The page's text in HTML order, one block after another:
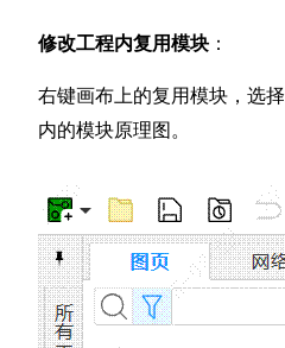
修改工程内复用模块 ：
右键画布上的复用模块，选择
内的模块原理图。